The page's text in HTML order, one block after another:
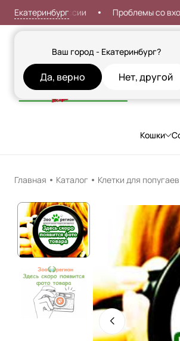
Екатеринбург
Ваш город - Екатеринбург?
Да, верно Нет, другой
по России Проблемы со входом?
Кошки
Главная Каталог Клетки для